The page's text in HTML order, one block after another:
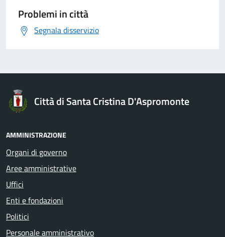
Problemi in città
Segnala disservizio
Città di Santa Cristina D'Aspromonte
AMMINISTRAZIONE
Organi di governo
Aree amministrative
Uffici
Enti e fondazioni
Politici
Personale amministrativo